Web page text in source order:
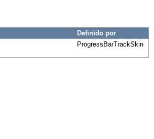
Definido por
ProgressBarTrackSkin